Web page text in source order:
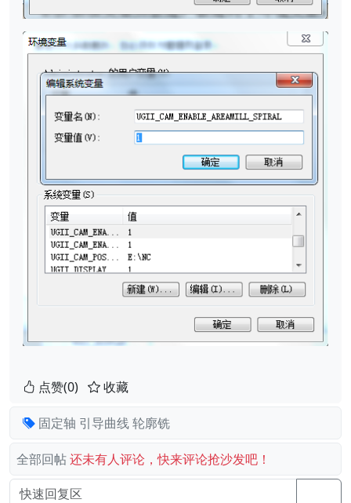
点赞(0) 收藏
固定轴 引导曲线轮廓铣
全部回帖还未有人评论，快来评论抢沙发吧！